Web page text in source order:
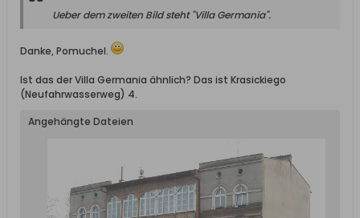
Ueber dem zweiten Bild steht "Villa Germania".
Danke, Pomuchel.
Ist das der Villa Germania ähnlich? Das ist Krasickiego
(Neufahrwasserweg) 4.
Angehängte Dateien